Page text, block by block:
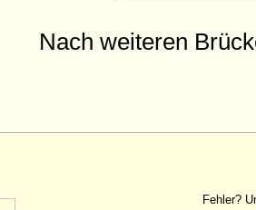
Nach weiteren
Fehler?